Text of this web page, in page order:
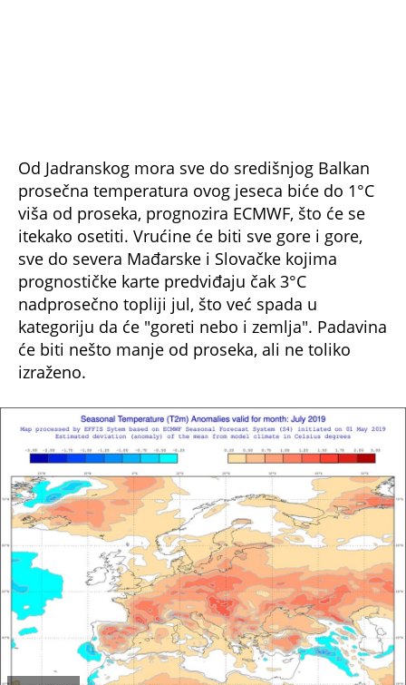
Od Jadranskog mora sve do središnjog Balkan
prosečna temperatura ovog jeseca biće do 1°C
viša od proseka, prognozira ECMWF, što će se
itekako osetiti. Vrućine će biti sve gore i gore,
sve do severa Mađarske i Slovačke kojima
prognostičke karte predviđaju čak 3°C
nadprosečno topliji jul, što već spada u
kategoriju da će "goreti nebo i zemlja". Padavina
će biti nešto manje od proseka, ali ne toliko
izraženo.